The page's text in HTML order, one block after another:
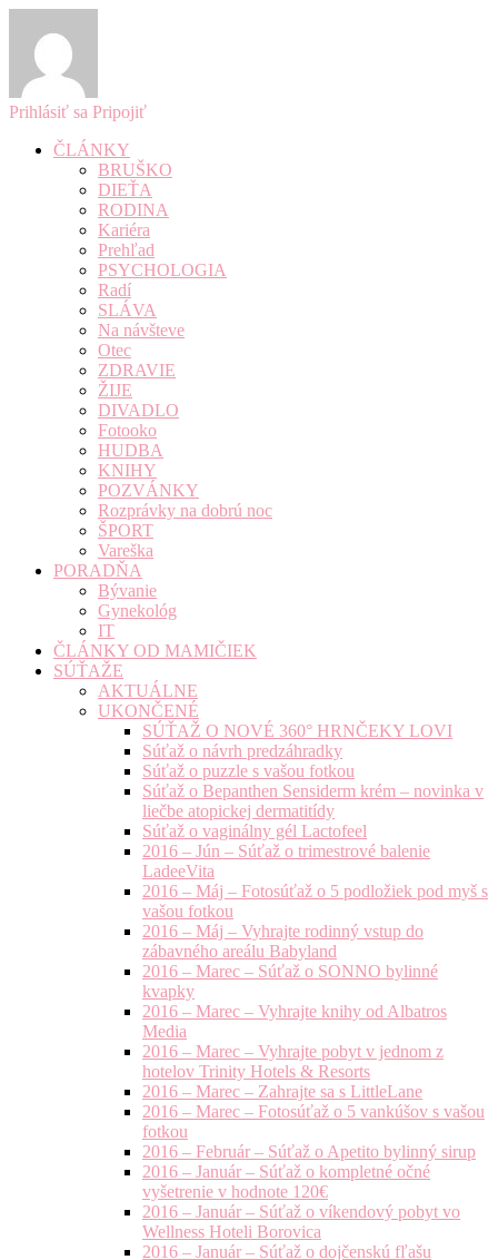
Prihlásiť sa Pripojiť
ČLÁNKY
BRUŠKO
DIEŤA
RODINA
Kariéra
Prehľad
PSYCHOLOGIA
Radí
SLÁVA
Na návšteve
Otec
ZDRAVIE
ŽIJE
DIVADLO
Fotooko
HUDBA
KNIHY
POZVÁNKY
Rozprávky na dobrú noc
ŠPORT
Vareška
PORADŇA
Bývanie
Gynekológ
IT
ČLÁNKY OD MAMIČIEK
SÚŤAŽE
AKTUÁLNE
UKONČENÉ
SÚŤAŽ O NOVÉ 360° HRNČEKY LOVI
Súťaž o návrh predzáhradky
Súťaž o puzzle s vašou fotkou
Súťaž o Bepanthen Sensiderm krém – novinka v
liečbe atopickej dermatitídy
Súťaž o vaginálny gél Lactofeel
2016 – Jún – Súťaž o trimestrové balenie
LadeeVita
2016 – Máj – Fotosúťaž o 5 podložiek pod myš s
vašou fotkou
2016 – Máj – Vyhrajte rodinný vstup do
zábavného areálu Babyland
2016 – Marec – Súťaž o SONNO bylinné
kvapky
2016 – Marec – Vyhrajte knihy od Albatros
Media
2016 – Marec – Vyhrajte pobyt v jednom z
hotelov Trinity Hotels & Resorts
2016 – Marec – Zahrajte sa s LittleLane
2016 – Marec – Fotosúťaž o 5 vankúšov s vašou
fotkou
2016 – Február – Súťaž o Apetito bylinný sirup
2016 – Január – Súťaž o kompletné očné
vyšetrenie v hodnote 120€
2016 – Január – Súťaž o víkendový pobyt vo
Wellness Hoteli Borovica
2016 – Január – Súťaž o dojčenskú fľašu